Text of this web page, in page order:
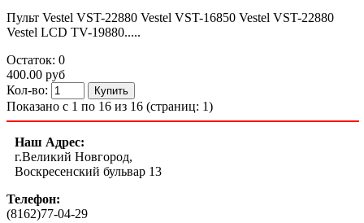
Пульт Vestel VST-22880 Vestel VST-16850 Vestel VST-22880
Vestel LCD TV-19880.....
Остаток: 0
400.00 руб
Кол-во:
Показано с 1 по 16 из 16 (страниц: 1)
Наш Адрес:
г.Великий Новгород,
Воскресенский бульвар 13
Телефон:
(8162)77-04-29